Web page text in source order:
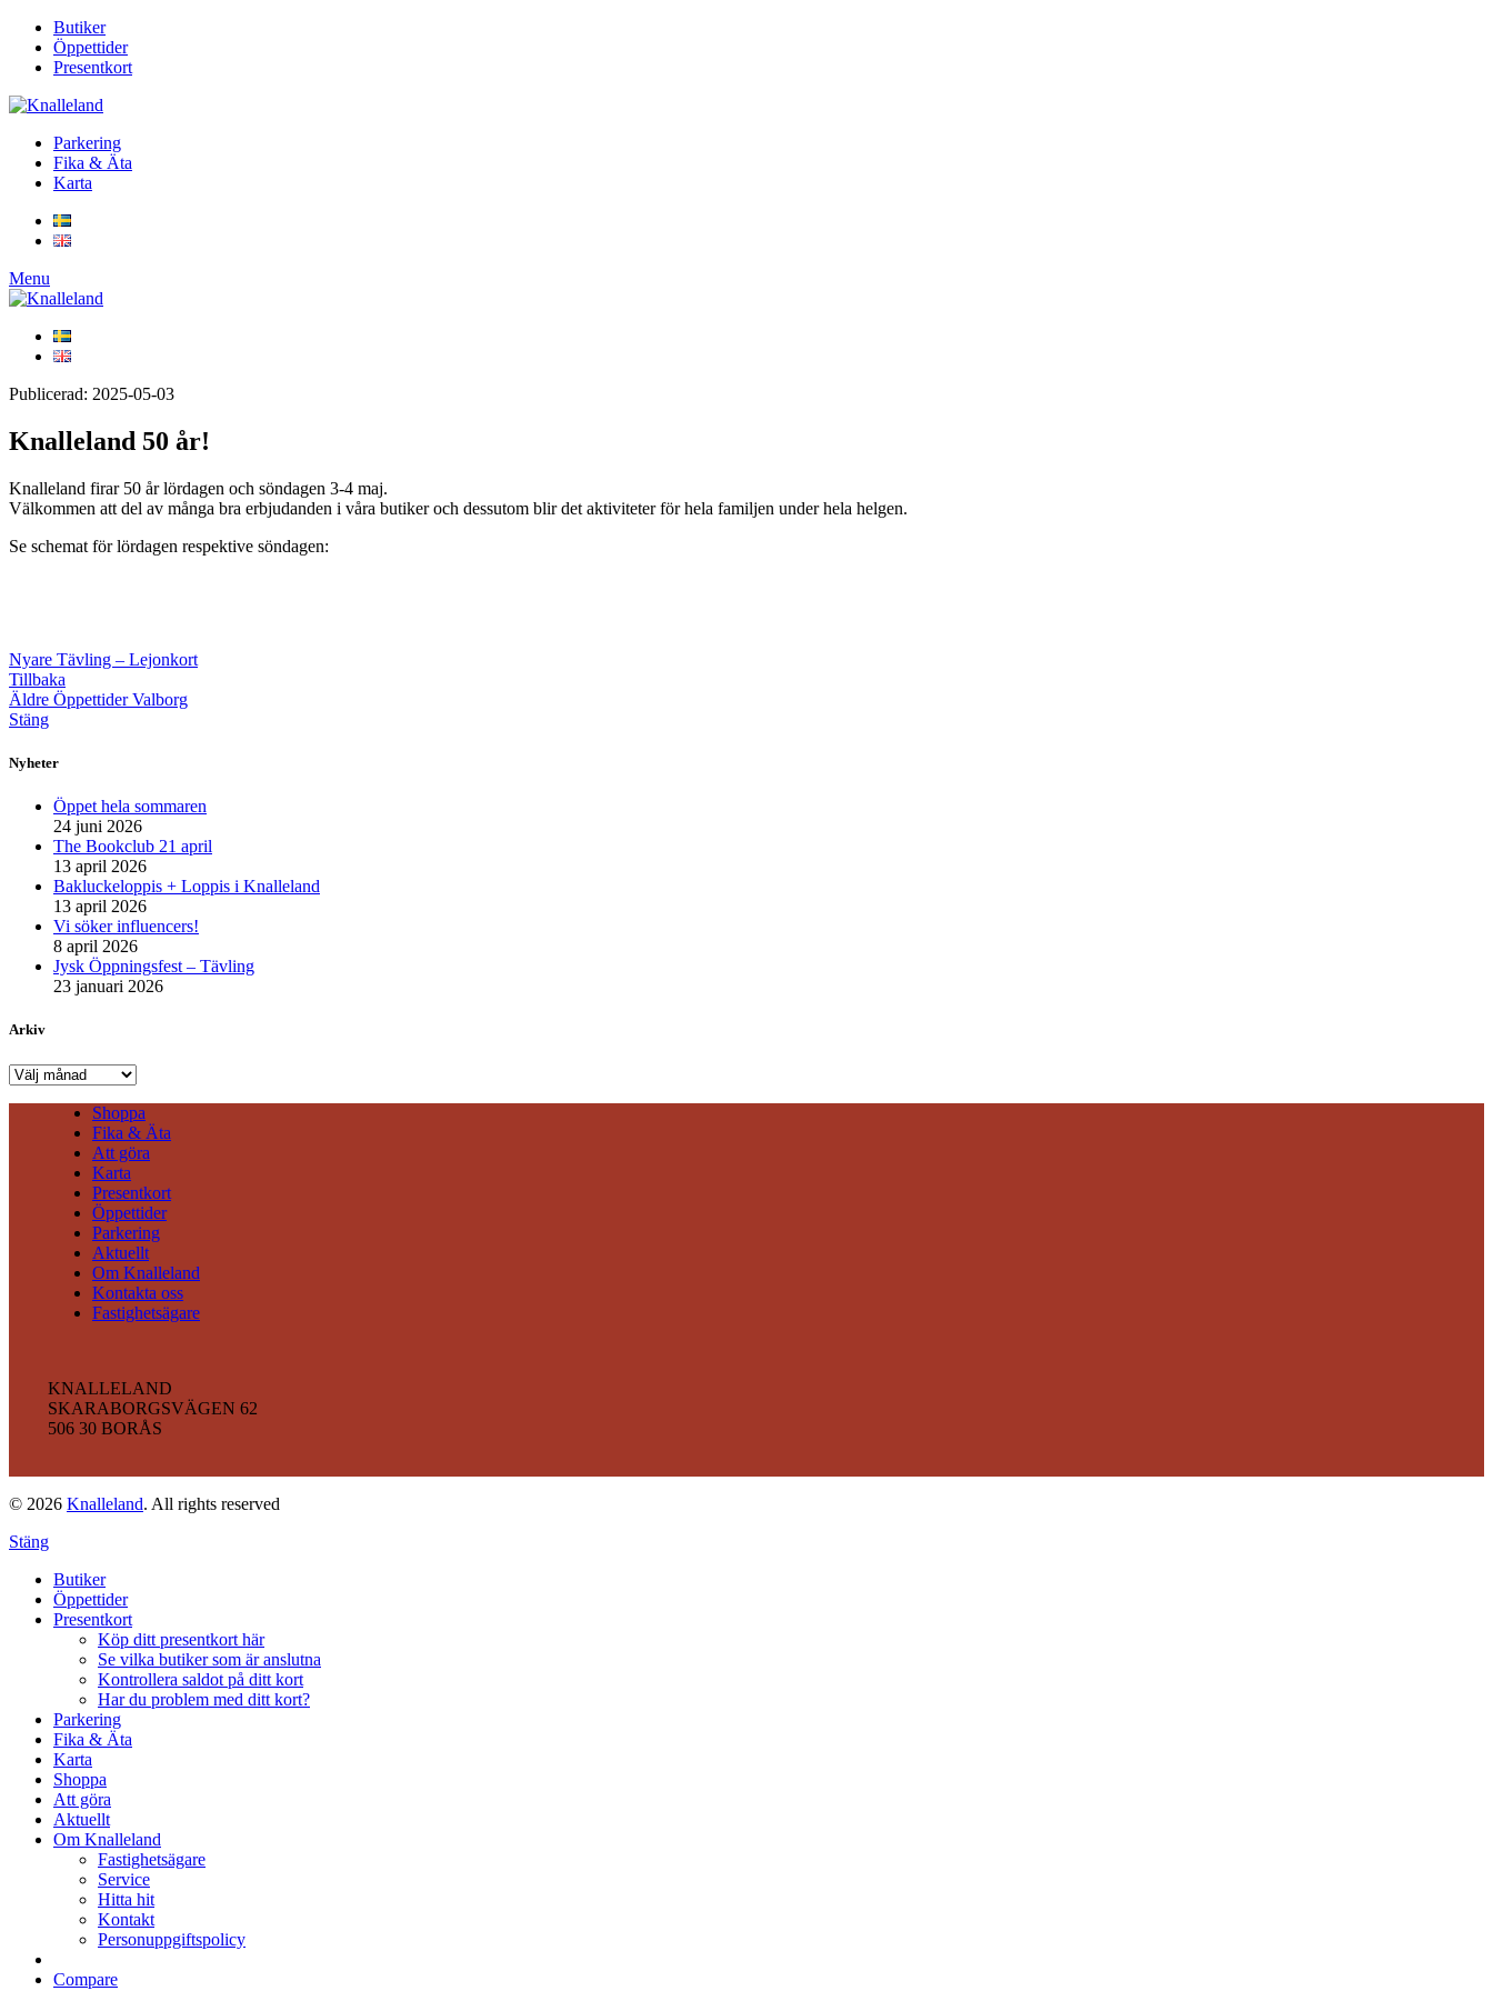
Butiker
Öppettider
Presentkort
Parkering
Fika & Äta
Karta
Menu
Publicerad: 2025-05-03
Knalleland 50 år!
Knalleland firar 50 år lördagen och söndagen 3-4 maj.
Välkommen att del av många bra erbjudanden i våra butiker och dessutom blir det aktiviteter för hela familjen under hela helgen.
Se schemat för lördagen respektive söndagen:
Nyare Tävling – Lejonkort
Tillbaka
Äldre Öppettider Valborg
Stäng
Nyheter
Öppet hela sommaren
24 juni 2026
The Bookclub 21 april
13 april 2026
Bakluckeloppis + Loppis i Knalleland
13 april 2026
Vi söker influencers!
8 april 2026
Jysk Öppningsfest – Tävling
23 januari 2026
Arkiv
Arkiv
Shoppa
Fika & Äta
Att göra
Karta
Presentkort
Öppettider
Parkering
Aktuellt
Om Knalleland
Kontakta oss
Fastighetsägare
KNALLELAND
SKARABORGSVÄGEN 62
506 30 BORÅS
© 2026 Knalleland. All rights reserved
Stäng
Butiker
Öppettider
Presentkort
Köp ditt presentkort här
Se vilka butiker som är anslutna
Kontrollera saldot på ditt kort
Har du problem med ditt kort?
Parkering
Fika & Äta
Karta
Shoppa
Att göra
Aktuellt
Om Knalleland
Fastighetsägare
Service
Hitta hit
Kontakt
Personuppgiftspolicy
Compare